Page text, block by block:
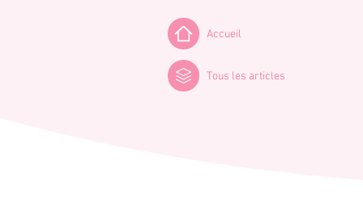
Accueil
Tous les articles